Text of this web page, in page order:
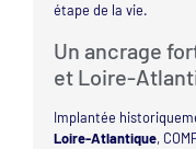
étape de la vie.
Un ancrage
et Loire-
Implantée
Loire-Atlantique,